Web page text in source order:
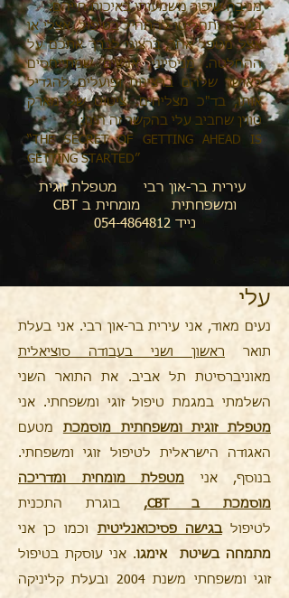
מניבה שיפור משמעותי באיכות חייהם.
במידה ותחליטו להתחיל בטיפול, אצלי או
אצל מטפל אחר, ברצוני לברך אתכם על
ההחלטה. מניסיוני, אנשים שמתייחסים
לאושר שלהם ברצינות ופועלים להגדיל
אותו, בד"כ מצליחים. ציטוט של מארק
טווין שחביב עלי בהקשר זה הינו:
“THE SECRET OF GETTING AHEAD IS
GETTING STARTED”
עירית בר-און רבי מטפלת זוגית
ומשפחתית מומחית ב CBT
נייד 054-4864812
עלי
נעים מאוד, אני עירית בר-און רבי. אני בעלת
תואר ראשון ושני בעבודה סוציאלית
מאוניברסיטת תל אביב. את התואר השני
השלמתי במגמת טיפול זוגי ומשפחתי. אני
מטפלת זוגית ומשפחתית מוסמכת מטעם
האגודה הישראלית לטיפול זוגי ומשפחתי.
בנוסף, אני מטפלת מומחית ומדריכה
מוסמכת ב CBT
,
בוגרת התכנית
לטיפולבגישה פסיכואנליטית וכמו כן אני
מתמחה בשיטת אימגו. אני עוסקת בטיפול
זוגי ומשפחתי משנת 2004 ובעלת קליניקה